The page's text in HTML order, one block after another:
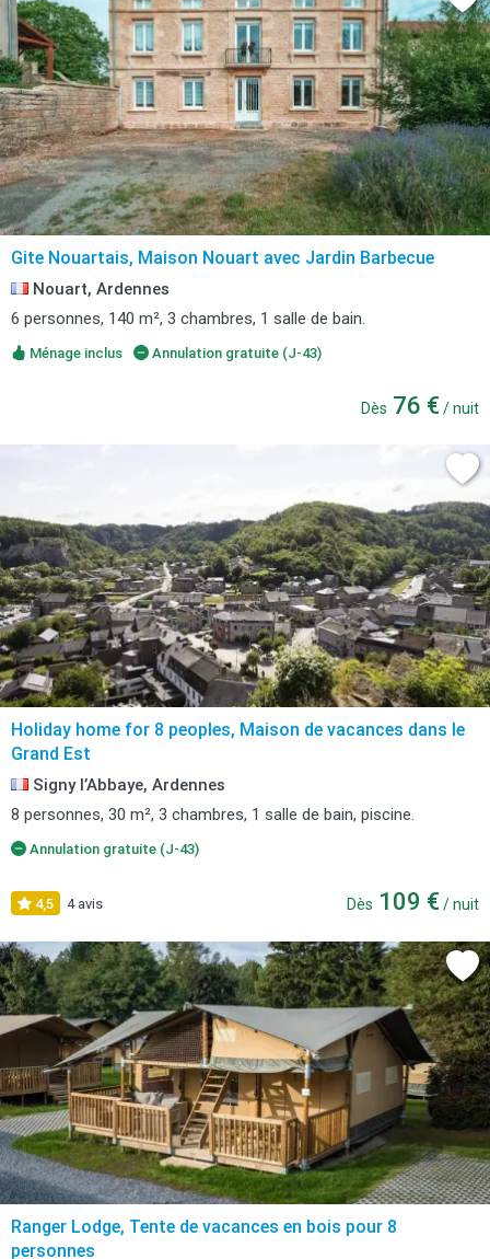
Gite Nouartais, Maison Nouart avec Jardin Barbecue
Nouart, Ardennes
6 personnes, 140 m², 3 chambres, 1 salle de bain.
Ménage inclus Annulation gratuite (J-43)
Dès 76 € / nuit
Holiday home for 8 peoples, Maison de vacances dans le
Grand Est
Signy l’Abbaye, Ardennes
8 personnes, 30 m², 3 chambres, 1 salle de bain, piscine.
Annulation gratuite (J-43)
4,5 4 avis Dès 109 € / nuit
Ranger Lodge, Tente de vacances en bois pour 8
personnes